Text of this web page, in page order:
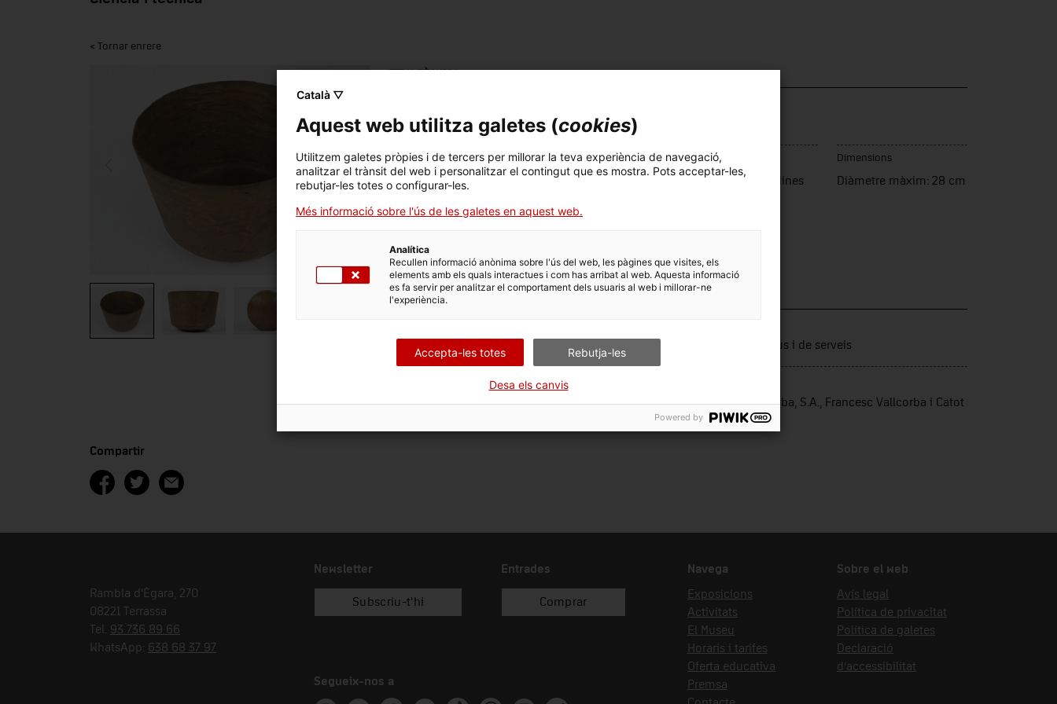
< Tornar enrere
cassa
Número d'inventari
12752
Datació
c. 1870 – c. 1960
Lloc de fabricació
Sant Feliu de Codines
Dimensions
Diàmetre màxim: 28 cm
Tècnica
DADES DEL MUSEU
Ciència i tècnica Sectors productius i de serveis
16/07/2010
Forma d'ingrés
donació Industries Vallcorba, S.A., Francesc Vallcorba i Catot
Compartir
Rambla d'Ègara, 270
08221 Terrassa
Tel. 93 736 89 66
WhatsApp: 638 68 37 97
Newsletter
Subscriu-t'hi
Entrades
Comprar
Segueix-nos a
Navega
Exposicions
Activitats
El Museu
Horaris i tarifes
Oferta educativa
Premsa
Sobre el web
Avís legal
Política de privacitat
Política de galetes
Declaració
d’accessibilitat
Català ▽
Aquest web utilitza galetes (cookies)
Utilitzem galetes pròpies i de tercers per millorar la teva experiència de navegació,
analitzar el trànsit del web i personalitzar el contingut que es mostra. Pots acceptar-les,
rebutjar-les totes o configurar-les.
Més informació sobre l'ús de les galetes en aquest web.
Analítica
Recullen informació anònima sobre l'ús del web, les pàgines que visites, els
elements amb els quals interactues i com has arribat al web. Aquesta informació
es fa servir per analitzar el comportament dels usuaris al web i millorar-ne
l'experiència.
Accepta-les totes Rebutja-les
Desa els canvis
Powered by